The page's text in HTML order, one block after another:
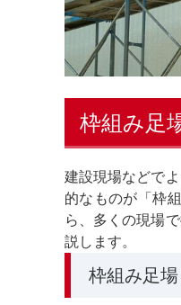
枠組み足
建設現場などで
的なものが「枠
ら、多くの現場
説します。
枠組み足場